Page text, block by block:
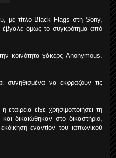
με τίτλο Black Flags στη Sony,
όμως το συγκρότημα από
κοινότητα χάκερς Anonymous.
συνηθισμένα να εκφράζουν τις
είχε χρησιμοποιήσει τη
δικαιώθηκαν στο δικαστήριο,
εναντίον του ιαπωνικού